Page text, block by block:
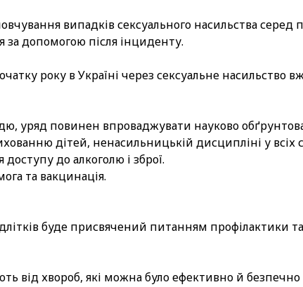
випадків сексуального насильства серед
за допомогою після інциденту.
року в Україні через сексуальне насильство
уряд повинен впроваджувати науково
дітей, ненасильницькій дисципліні у всіх
до алкоголю і зброї.
та вакцинація.
буде присвячений питанням профілактики
від хвороб, які можна було ефективно й